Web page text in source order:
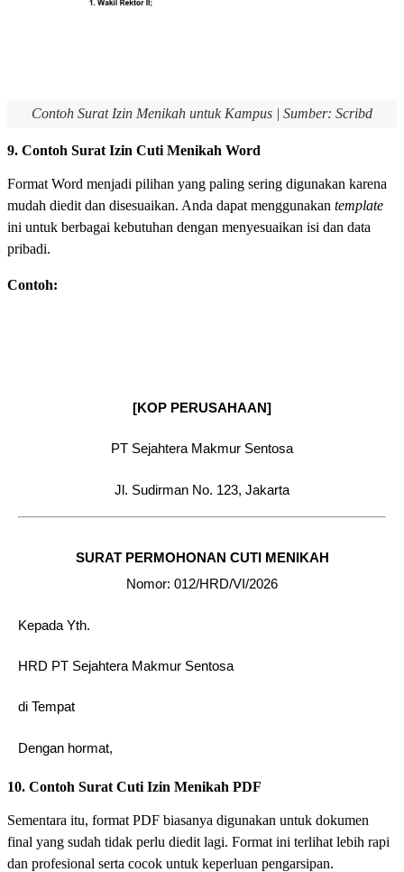
Contoh Surat Izin Menikah untuk Kampus | Sumber: Scribd
9. Contoh Surat Izin Cuti Menikah Word
Format Word menjadi pilihan yang paling sering digunakan karena
mudah diedit dan disesuaikan. Anda dapat menggunakan template
ini untuk berbagai kebutuhan dengan menyesuaikan isi dan data
pribadi.
Contoh:
10. Contoh Surat Cuti Izin Menikah PDF
Sementara itu, format PDF biasanya digunakan untuk dokumen
final yang sudah tidak perlu diedit lagi. Format ini terlihat lebih rapi
dan profesional serta cocok untuk keperluan pengarsipan.